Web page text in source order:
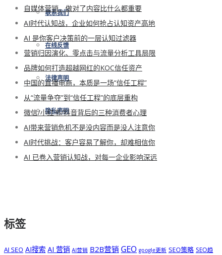
联系我们
在线反馈
法律声明
隐私声明
自媒体营销，做对了内容比什么都重要
AI时代认知战，企业如何抢占认知资产高地
AI 是你客户决策前的一层认知过滤器
营销归因演化、零点击与流量分析工具局限
品牌如何打造超越网红的KOC信任资产
中国的直播电商，本质是一场“信任工程”
从“流量争夺”到“信任工程”的底层重构
微信/小红书/抖音背后的三种消费者心理
AI带来营销危机不是没内容而是没人注意你
AI时代挑战：客户容易了解你，却难相信你
AI 已卷入营销认知战，对每一企业影响深远
标签
AI SEO AI搜索 AI 营销 AI营销 B2B营销 GEO google更新 SEO策略 SEO趋